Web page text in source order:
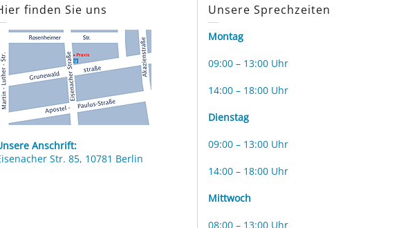
finden Sie uns
Anschrift:
Str. 85, 10781 Berlin
Unsere Sprechzeiten
Montag
09:00 – 13:00 Uhr
14:00 – 18:00 Uhr
Dienstag
09:00 – 13:00 Uhr
14:00 – 18:00 Uhr
Mittwoch
08:00 – 13:00 Uhr